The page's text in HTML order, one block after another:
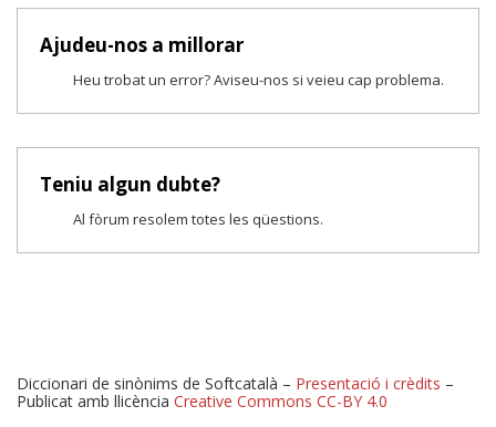
Ajudeu-nos a millorar
Heu trobat un error? Aviseu-nos si veieu cap problema.
Teniu algun dubte?
Al fòrum resolem totes les qüestions.
Diccionari de sinònims de Softcatalà – Presentació i crèdits –
Publicat amb llicència Creative Commons CC-BY 4.0